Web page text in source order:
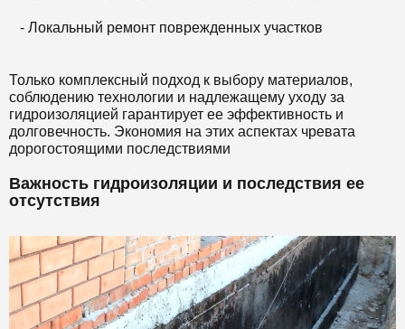
- Локальный ремонт поврежденных участков
Только комплексный подход к выбору материалов,
соблюдению технологии и надлежащему уходу за
гидроизоляцией гарантирует ее эффективность и
долговечность. Экономия на этих аспектах чревата
дорогостоящими последствиями
Важность гидроизоляции и последствия ее
отсутствия